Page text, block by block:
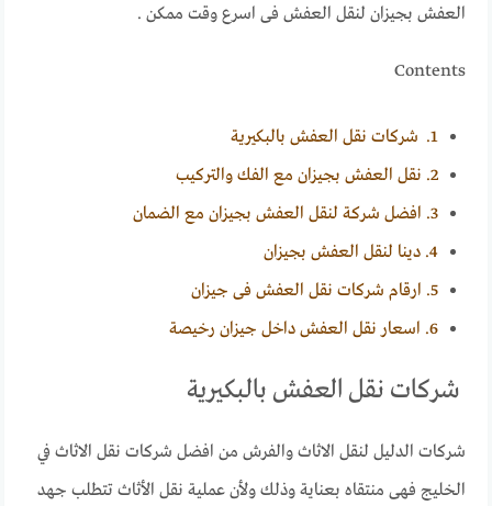
العفش بجيزان لنقل العفش فى اسرع وقت ممكن .
Contents
1. شركات نقل العفش بالبكيرية
2. نقل العفش بجيزان مع الفك والتركيب
3. افضل شركة لنقل العفش بجيزان مع الضمان
4. دينا لنقل العفش بجيزان
5. ارقام شركات نقل العفش فى جيزان
6. اسعار نقل العفش داخل جيزان رخيصة
شركات نقل العفش بالبكيرية
شركات الدليل لنقل الاثاث والفرش من افضل شركات نقل الاثاث في
الخليج فهى منتقاه بعناية وذلك ولأن عملية نقل الأثاث تتطلب جهد